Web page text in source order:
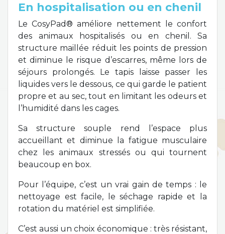
En hospitalisation ou en chenil
Le CosyPad® améliore nettement le confort
des animaux hospitalisés ou en chenil. Sa
structure maillée réduit les points de pression
et diminue le risque d’escarres, même lors de
séjours prolongés. Le tapis laisse passer les
liquides vers le dessous, ce qui garde le patient
propre et au sec, tout en limitant les odeurs et
l’humidité dans les cages.
Sa structure souple rend l’espace plus
accueillant et diminue la fatigue musculaire
chez les animaux stressés ou qui tournent
beaucoup en box.
Pour l’équipe, c’est un vrai gain de temps : le
nettoyage est facile, le séchage rapide et la
rotation du matériel est simplifiée.
C’est aussi un choix économique : très résistant,